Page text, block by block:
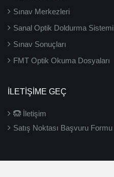
Sınav Merkezleri
Sanal Optik Doldurma Sistemi
Sınav Sonuçları
FMT Optik Okuma Dosyaları
İLETIŞIME GEÇ
İletişim
Satış Noktası Başvuru Formu